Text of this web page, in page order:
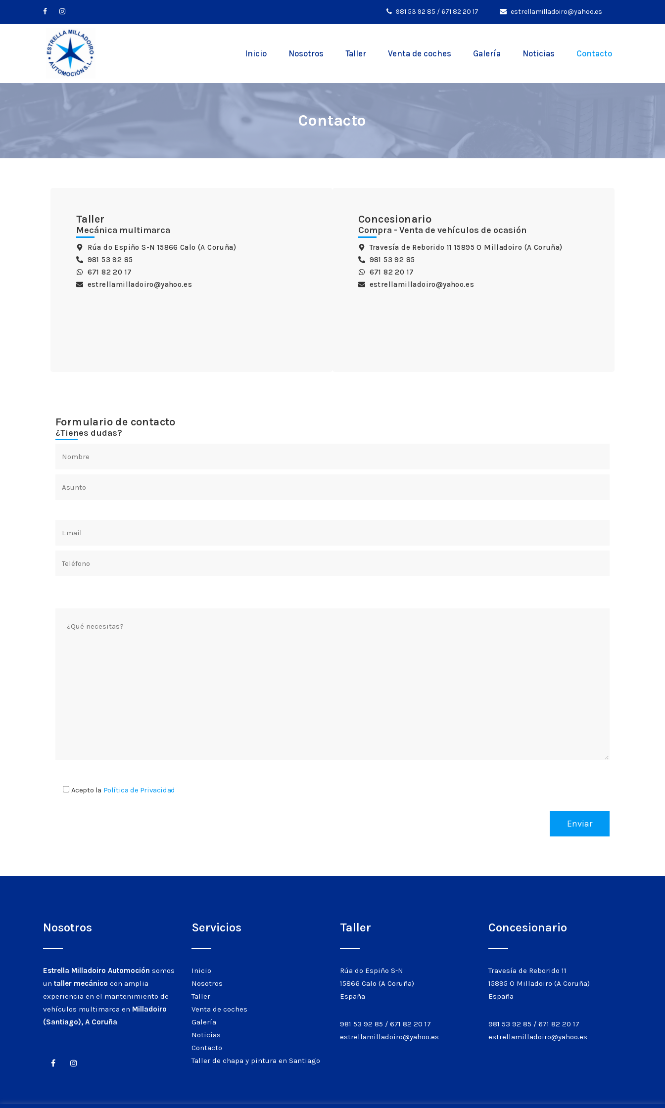
981 53 92 85 /671 82 20 17 estrellamilladoiro@yahoo.es
Inicio Nosotros Taller Venta de coches Galería Noticias Contacto
Contacto
Taller
Mecánica multimarca
Rúa do Espiño S-N 15866 Calo (A Coruña)
981 53 92 85
671 82 20 17
estrellamilladoiro@yahoo.es
Concesionario
Compra - Venta de vehículos de ocasión
Travesía de Reborido 11 15895 O Milladoiro (A Coruña)
981 53 92 85
671 82 20 17
estrellamilladoiro@yahoo.es
Formulario de contacto
¿Tienes dudas?
Acepto la Política de Privacidad
Nosotros
Estrella Milladoiro Automoción somos
un taller mecánico con amplia
experiencia en el mantenimiento de
vehículos multimarca en Milladoiro
(Santiago), A Coruña.
Servicios
Inicio
Nosotros
Taller
Venta de coches
Galería
Noticias
Contacto
Taller de chapa y pintura en Santiago
Taller
Rúa do Espiño S-N
15866 Calo (A Coruña)
España
981 53 92 85 / 671 82 20 17
estrellamilladoiro@yahoo.es
Concesionario
Travesía de Reborido 11
15895 O Milladoiro (A Coruña)
España
981 53 92 85 / 671 82 20 17
estrellamilladoiro@yahoo.es